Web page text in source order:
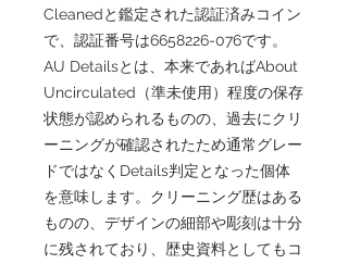
Cleanedと鑑定された認証済みコイン
で、認証番号は6658226-076です。
AU Detailsとは、本来であればAbout
Uncirculated（準未使用）程度の保存
状態が認められるものの、過去にクリ
ーニングが確認されたため通常グレー
ドではなくDetails判定となった個体
を意味します。クリーニング歴はある
ものの、デザインの細部や彫刻は十分
に残されており、歴史資料としてもコ